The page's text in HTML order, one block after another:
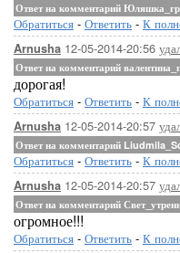
Ответ на комментарий
Обратиться - Ответить - К
Arnusha 12-05-2014-20:56
Ответ на комментарий
дорогая!
Обратиться - Ответить - К
Arnusha 12-05-2014-20:57
Ответ на комментарий
Обратиться - Ответить - К
Arnusha 12-05-2014-20:57
Ответ на комментарий
огромное!!!
Обратиться - Ответить - К